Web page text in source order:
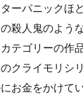
ーパニックほ
殺人鬼のよう
テゴリーの作
クライモリシ
お金をかけて